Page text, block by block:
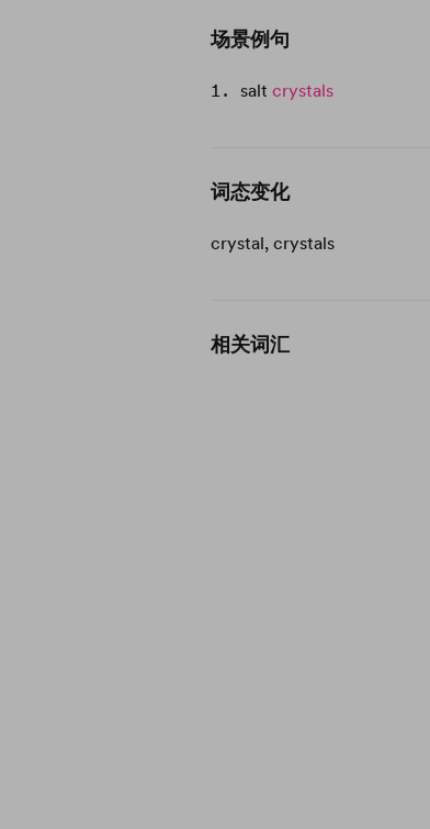
场景例句
salt crystals
词态变化
crystal, crystals
相关词汇